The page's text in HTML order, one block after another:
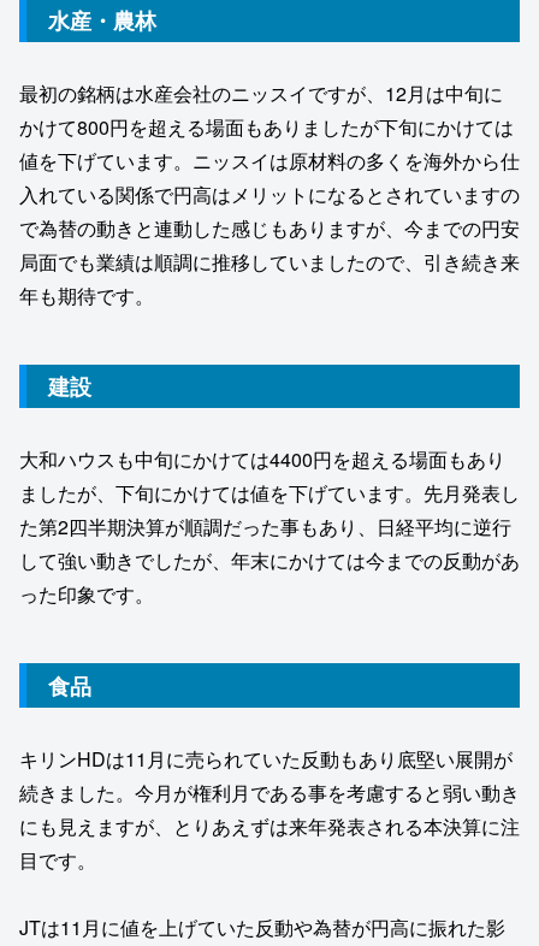
水産・農林
最初の銘柄は水産会社のニッスイですが、12月は中旬に
かけて800円を超える場面もありましたが下旬にかけては
値を下げています。ニッスイは原材料の多くを海外から仕
入れている関係で円高はメリットになるとされていますの
で為替の動きと連動した感じもありますが、今までの円安
局面でも業績は順調に推移していましたので、引き続き来
年も期待です。
建設
大和ハウスも中旬にかけては4400円を超える場面もあり
ましたが、下旬にかけては値を下げています。先月発表し
た第2四半期決算が順調だった事もあり、日経平均に逆行
して強い動きでしたが、年末にかけては今までの反動があ
った印象です。
食品
キリンHDは11月に売られていた反動もあり底堅い展開が
続きました。今月が権利月である事を考慮すると弱い動き
にも見えますが、とりあえずは来年発表される本決算に注
目です。
JTは11月に値を上げていた反動や為替が円高に振れた影